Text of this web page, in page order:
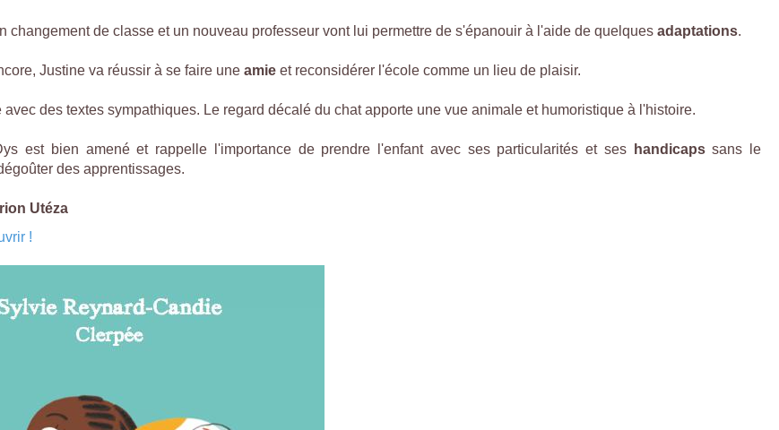
changement de classe et un nouveau professeur vont lui permettre de s'épanouir à l'aide de quelques adaptations.
Justine va réussir à se faire une amie et reconsidérer l'école comme un lieu de plaisir.
avec des textes sympathiques. Le regard décalé du chat apporte une vue animale et humoristique à l'histoire.
est bien amené et rappelle l'importance de prendre l'enfant avec ses particularités et ses handicapssans le
des apprentissages.
Utéza
!